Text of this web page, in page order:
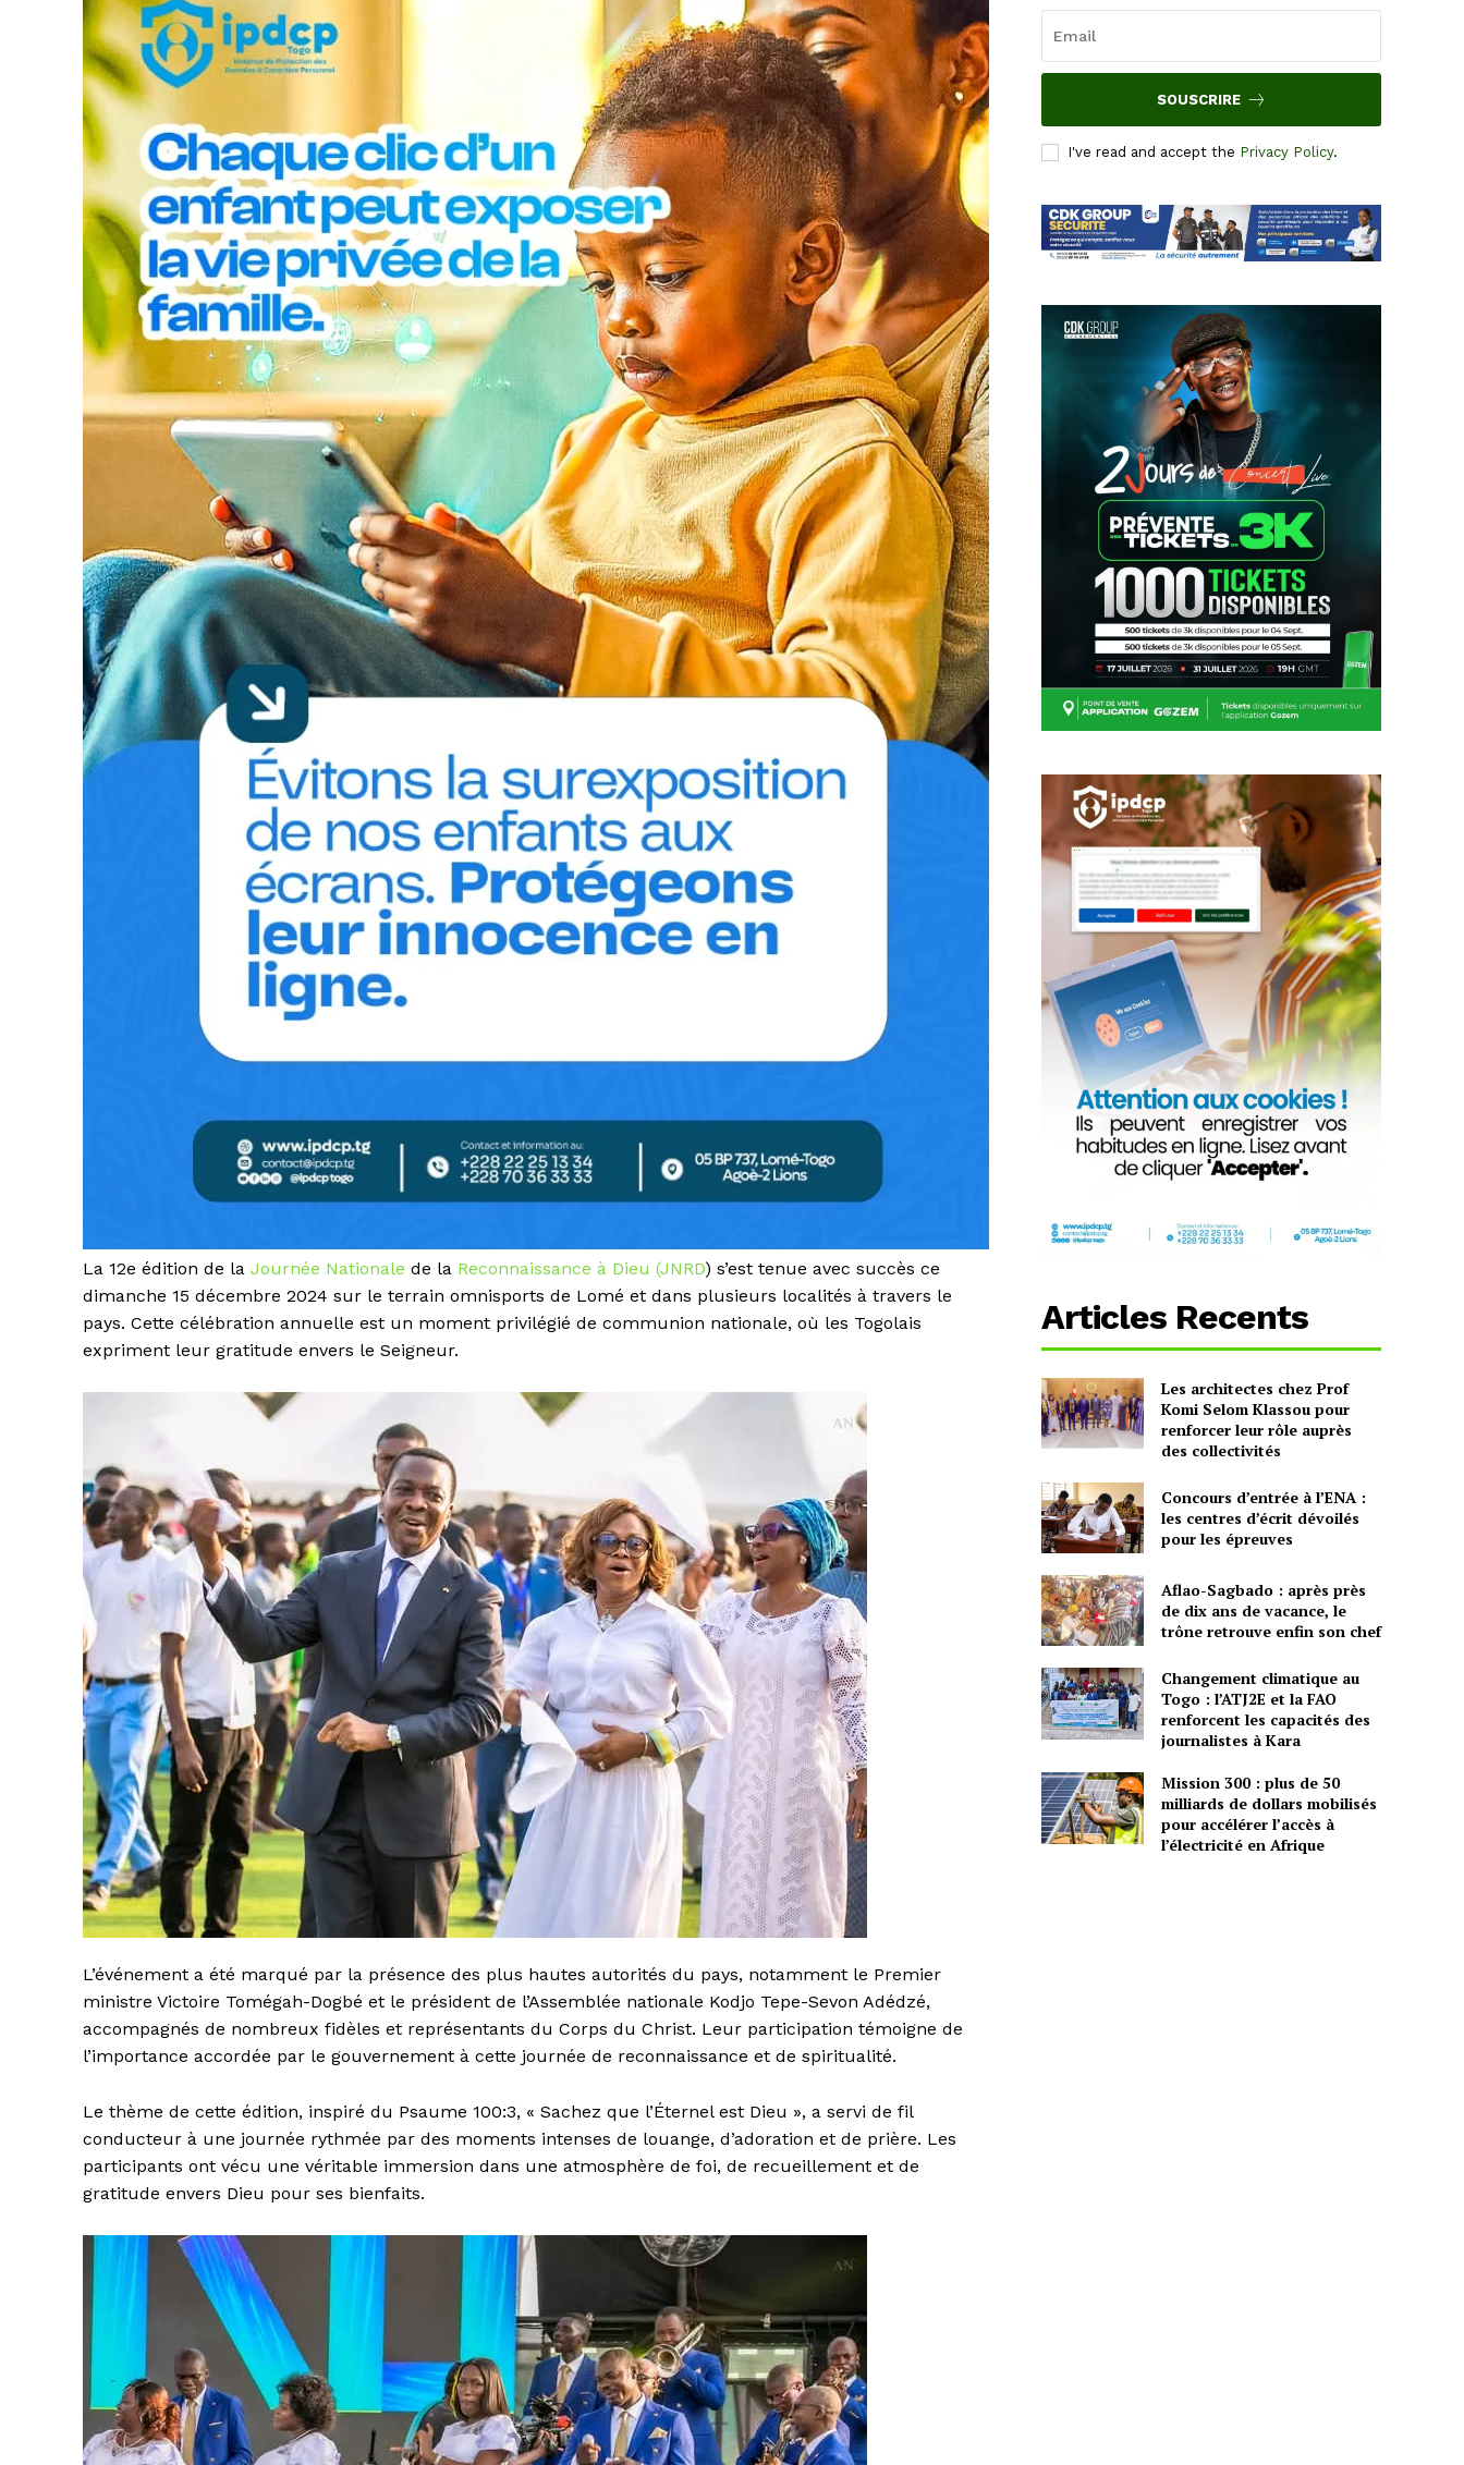
La 12e édition de la Journée Nationale de la Reconnaissance à Dieu (JNRD) s’est tenue avec succès ce
dimanche 15 décembre 2024 sur le terrain omnisports de Lomé et dans plusieurs localités à travers le
pays. Cette célébration annuelle est un moment privilégié de communion nationale, où les Togolais
expriment leur gratitude envers le Seigneur.
L’événement a été marqué par la présence des plus hautes autorités du pays, notamment le Premier
ministre Victoire Tomégah-Dogbé et le président de l’Assemblée nationale Kodjo Tepe-Sevon Adédzé,
accompagnés de nombreux fidèles et représentants du Corps du Christ. Leur participation témoigne de
l’importance accordée par le gouvernement à cette journée de reconnaissance et de spiritualité.
Le thème de cette édition, inspiré du Psaume 100:3, « Sachez que l’Éternel est Dieu », a servi de fil
conducteur à une journée rythmée par des moments intenses de louange, d’adoration et de prière. Les
participants ont vécu une véritable immersion dans une atmosphère de foi, de recueillement et de
gratitude envers Dieu pour ses bienfaits.
SOUSCRIRE
I've read and accept the Privacy Policy.
Articles Recents
Les architectes chez Prof
Komi Selom Klassou pour
renforcer leur rôle auprès
des collectivités
Concours d’entrée à l’ENA :
les centres d’écrit dévoilés
pour les épreuves
Aflao-Sagbado : après près
de dix ans de vacance, le
trône retrouve enfin son chef
Changement climatique au
Togo : l’ATJ2E et la FAO
renforcent les capacités des
journalistes à Kara
Mission 300 : plus de 50
milliards de dollars mobilisés
pour accélérer l’accès à
l’électricité en Afrique